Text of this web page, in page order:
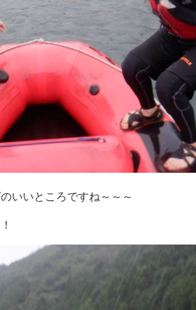
いいところですね～～～